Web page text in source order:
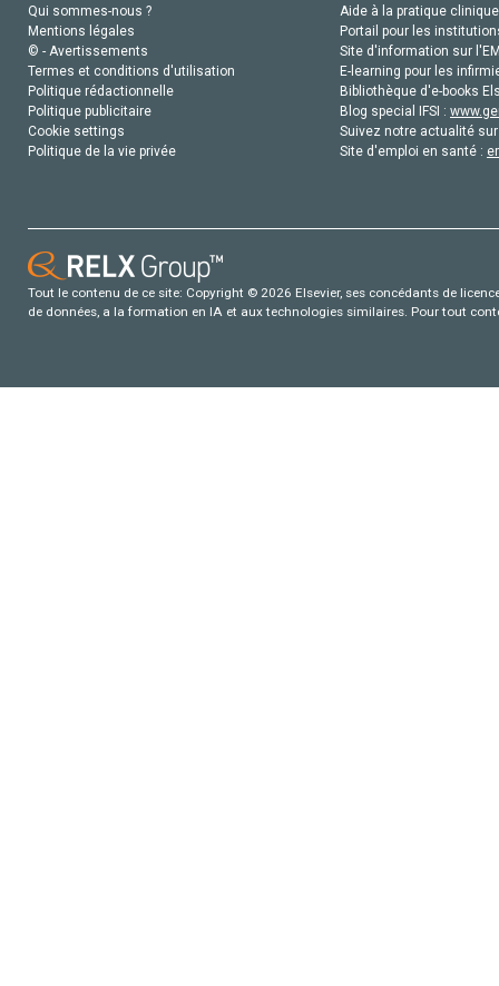
Qui sommes-nous ?
Mentions légales
© - Avertissements
Termes et conditions d'utilisation
Politique rédactionnelle
Politique publicitaire
Cookie settings
Politique de la vie privée
Aide à la pratique
Portail pour les
Site d'information sur
E-learning pour les
Bibliothèque d'e-books
Blog special IFSI :
Suivez notre actualité
Site d'emploi en santé :
Tout le contenu de ce site: Copyright © 2026 Elsevier, ses concédants de
de données, a la formation en IA et aux technologies similaires. Pour tout